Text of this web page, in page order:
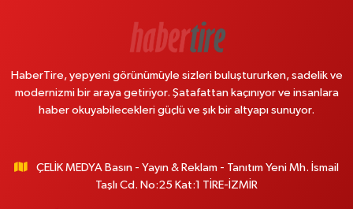
HaberTire, yepyeni görünümüyle sizleri buluştururken, sadelik ve
modernizmi bir araya getiriyor. Şatafattan kaçınıyor ve insanlara
haber okuyabilecekleri güçlü ve şık bir altyapı sunuyor.
ÇELİK MEDYA Basın - Yayın & Reklam - Tanıtım Yeni Mh. İsmail
Taşlı Cd. No:25 Kat:1 TİRE-İZMİR